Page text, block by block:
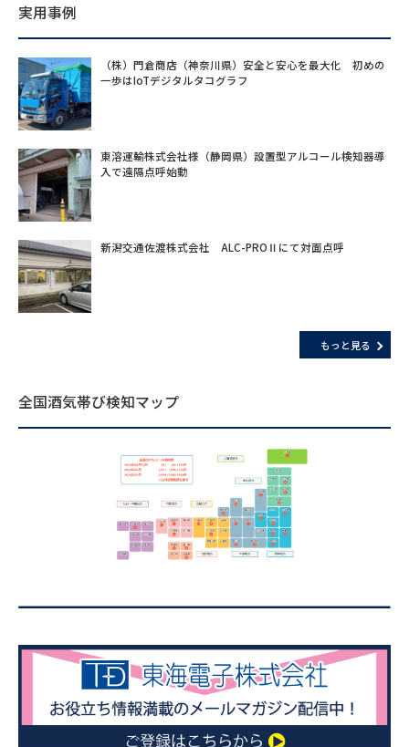
実用事例
（株）門倉商店（神奈川県）安全と安心を最大化 初めの
一歩はIoTデジタルタコグラフ
東溶運輸株式会社様（静岡県）設置型アルコール検知器導
入で遠隔点呼始動
新潟交通佐渡株式会社 ALC-PROⅡにて対面点呼
もっと見る
全国酒気帯び検知マップ